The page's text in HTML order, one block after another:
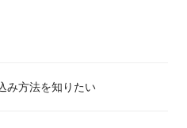
み方法を知りたい